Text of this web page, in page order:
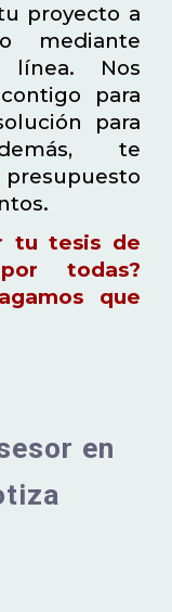
proyecto a
mediante
línea. Nos
para
para
te
tu tesis de
todas?
que
en